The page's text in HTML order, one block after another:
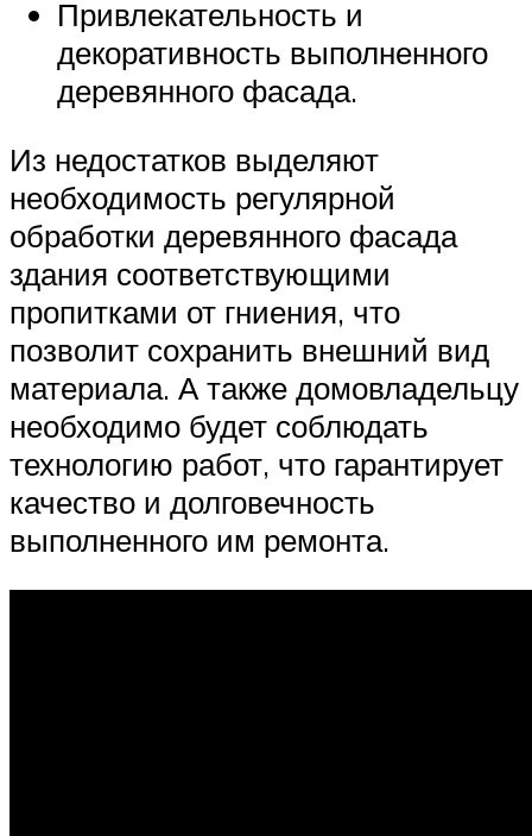
Привлекательность и
декоративность выполненного
деревянного фасада.
Из недостатков выделяют
необходимость регулярной
обработки деревянного фасада
здания соответствующими
пропитками от гниения, что
позволит сохранить внешний вид
материала. А также домовладельцу
необходимо будет соблюдать
технологию работ, что гарантирует
качество и долговечность
выполненного им ремонта.